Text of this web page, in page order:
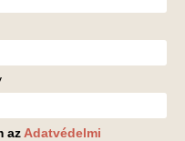
az Adatvédelmi